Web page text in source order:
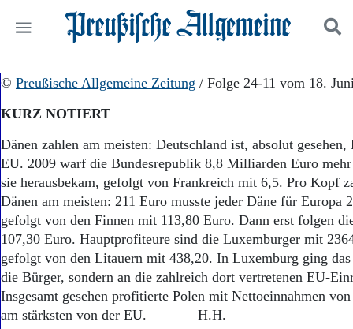
Politik
Gesellschaft
Leben
Geschichte
Ostpreußen
Pommern
Berlin-Brandenburg
Schlesien
Danzig und Westpreußen
Bücher
Suchen und finden
© Preußische Allgemeine Zeitung / Folge 24-11 vom 18.
KURZ NOTIERT
Dänen zahlen am meisten: Deutschland ist, absolut
EU. 2009 warf die Bundesrepublik 8,8 Milliarden Euro
sie herausbekam, gefolgt von Frankreich mit 6,5. Pro Kopf
Dänen am meisten: 211 Euro musste jeder Däne für Europa
gefolgt von den Finnen mit 113,80 Euro. Dann erst folgen
107,30 Euro. Hauptprofiteure sind die Luxemburger mit
gefolgt von den Litauern mit 438,20. In Luxemburg ging
die Bürger, sondern an die zahlreich dort vertretenen EU-
Insgesamt gesehen profitierte Polen mit Nettoeinnahmen
am stärksten von der EU. H.H.